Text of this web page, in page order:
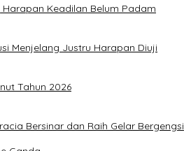
Keadilan Belum Padam
Menjelang Justru Harapan Diuji
Tahun 2026
Bersinar dan Raih Gelar Bergengsi